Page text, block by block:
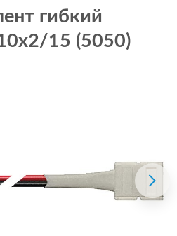
гибкий
15 (5050)